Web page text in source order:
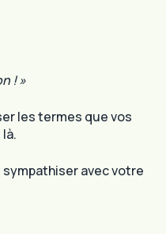
! »
les termes que vos
avec votre